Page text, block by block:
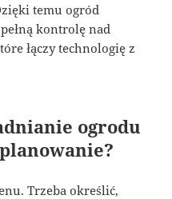
temu ogród
kontrolę nad
łączy technologię z
ogrodu
Trzeba określić,